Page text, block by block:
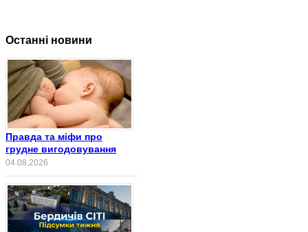
Останні новини
Правда та міфи про
грудне вигодовування
04.08.2026